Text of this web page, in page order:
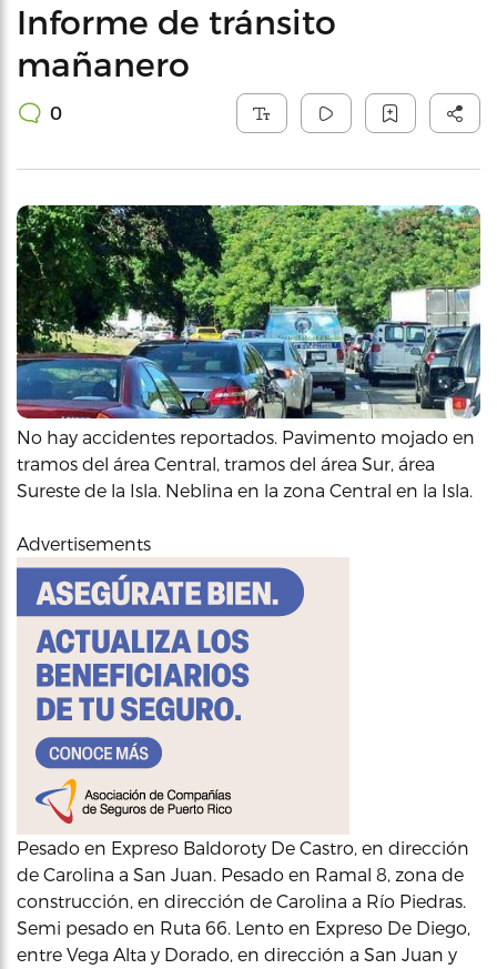
Informe de tránsito
mañanero
0
No hay accidentes reportados. Pavimento mojado en
tramos del área Central, tramos del área Sur, área
Sureste de la Isla. Neblina en la zona Central en la Isla.
Advertisements
Pesado en Expreso Baldoroty De Castro, en dirección
de Carolina a San Juan. Pesado en Ramal 8, zona de
construcción, en dirección de Carolina a Río Piedras.
Semi pesado en Ruta 66. Lento en Expreso De Diego,
entre Vega Alta y Dorado, en dirección a San Juan y